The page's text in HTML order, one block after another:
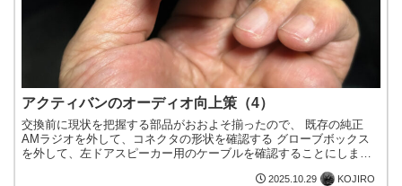
アクティバンのオーディオ向上策（4）
交換前に現状を把握する部品がおおよそ揃ったので、 既存の純正
AMラジオを外して、コネクタの形状を確認する グローブボックス
を外して、左ドアスピーカー用のケーブルを確認することにしまし
2025.10.29 KOJIRO